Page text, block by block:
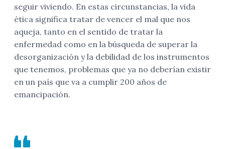
seguir viviendo. En estas circunstancias, la vida
ética significa tratar de vencer el mal que nos
aqueja, tanto en el sentido de tratar la
enfermedad como en la búsqueda de superar la
desorganización y la debilidad de los instrumentos
que tenemos, problemas que ya no deberían existir
en un país que va a cumplir 200 años de
emancipación.